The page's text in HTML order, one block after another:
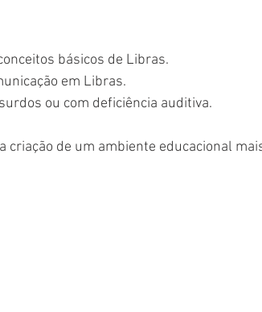
básicos de Libras.
em Libras.
ou com deficiência auditiva.
criação de um ambiente educacional